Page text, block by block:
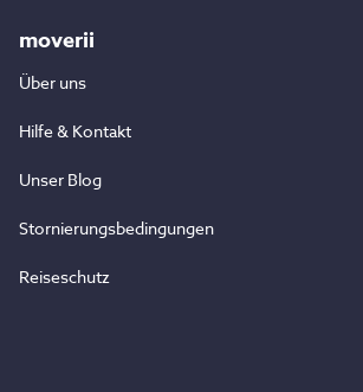
moverii
Über uns
Hilfe & Kontakt
Unser Blog
Stornierungsbedingungen
Reiseschutz